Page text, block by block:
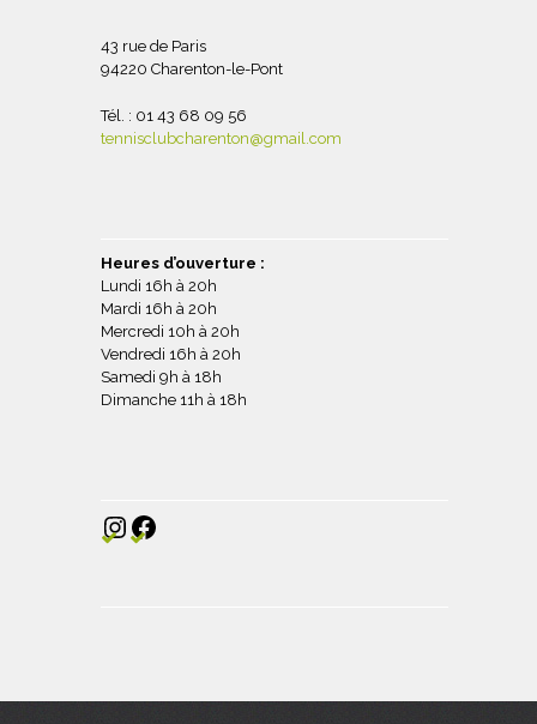
43 rue de Paris
94220 Charenton-le-Pont
Tél. : 01 43 68 09 56
tennisclubcharenton@gmail.com
Heures d’ouverture :
Lundi 16h à 20h
Mardi 16h à 20h
Mercredi 10h à 20h
Vendredi 16h à 20h
Samedi 9h à 18h
Dimanche 11h à 18h
Instagram
Facebook